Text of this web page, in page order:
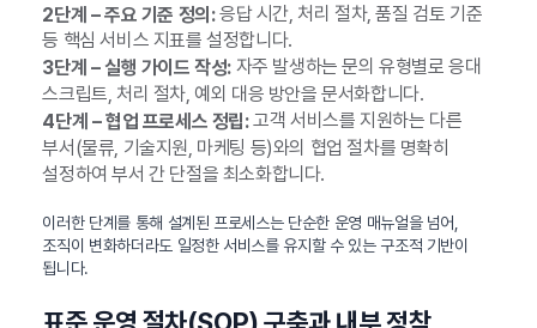
2단계 – 주요 기준 정의:응답 시간, 처리 절차, 품질 검토 기준
등 핵심 서비스 지표를 설정합니다.
3단계 – 실행 가이드 작성:자주 발생하는 문의 유형별로 응대
스크립트, 처리 절차, 예외 대응 방안을 문서화합니다.
4단계 – 협업 프로세스 정립:고객 서비스를 지원하는 다른
부서(물류, 기술지원, 마케팅 등)와의 협업 절차를 명확히
설정하여 부서 간 단절을 최소화합니다.
이러한 단계를 통해 설계된 프로세스는 단순한 운영 매뉴얼을 넘어,
조직이 변화하더라도 일정한 서비스를 유지할 수 있는 구조적 기반이
됩니다.
표준 운영 절차(SOP) 구축과 내부 정착